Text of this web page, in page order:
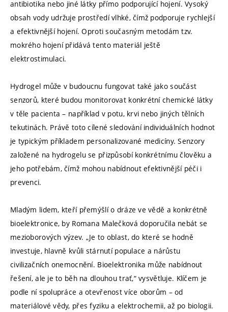
antibiotika nebo jiné látky přímo podporující hojení. Vysoký
obsah vody udržuje prostředí vlhké, čímž podporuje rychlejší
a efektivnější hojení. Oproti současným metodám tzv.
mokrého hojení přidává tento materiál ještě
elektrostimulaci.
Hydrogel může v budoucnu fungovat také jako součást
senzorů, které budou monitorovat konkrétní chemické látky
v těle pacienta – například v potu, krvi nebo jiných tělních
tekutinách. Právě toto cílené sledování individuálních hodnot
je typickým příkladem personalizované medicíny. Senzory
založené na hydrogelu se přizpůsobí konkrétnímu člověku a
jeho potřebám, čímž mohou nabídnout efektivnější péči i
prevenci.
Mladým lidem, kteří přemýšlí o dráze ve vědě a konkrétně
bioelektronice, by Romana Malečková doporučila nebát se
mezioborových výzev. „Je to oblast, do které se hodně
investuje, hlavně kvůli stárnutí populace a nárůstu
civilizačních onemocnění. Bioelektronika může nabídnout
řešení, ale je to běh na dlouhou trať,“ vysvětluje. Klíčem je
podle ní spolupráce a otevřenost více oborům – od
materiálové vědy, přes fyziku a elektrochemii, až po biologii.